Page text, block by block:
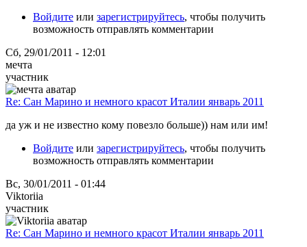
Войдите или зарегистрируйтесь, чтобы получить
возможность отправлять комментарии
Сб, 29/01/2011 - 12:01
мечта
участник
Re: Сан Марино и немного красот Италии январь 2011
да уж и не известно кому повезло больше)) нам или им!
Войдите или зарегистрируйтесь, чтобы получить
возможность отправлять комментарии
Вс, 30/01/2011 - 01:44
Viktoriia
участник
Re: Сан Марино и немного красот Италии январь 2011